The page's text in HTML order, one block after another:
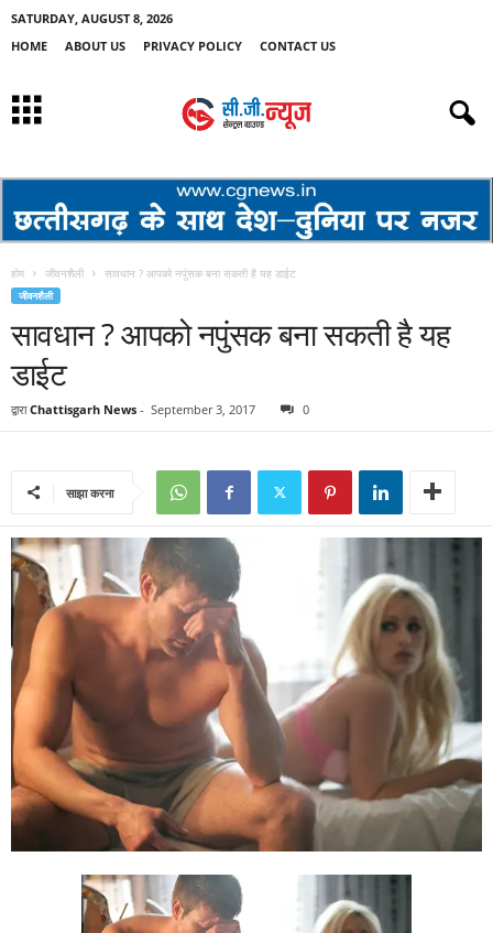
SATURDAY, AUGUST 8, 2026
HOME
ABOUT US PRIVACY POLICY CONTACT US
होम जीवनशैली सावधान ? आपको नपुंसक बना सकती है यह डाईट
जीवनशैली
सावधान ? आपको नपुंसक बना सकती है यह
डाईट
द्वारा Chattisgarh News - September 3, 2017 0
साझा करना